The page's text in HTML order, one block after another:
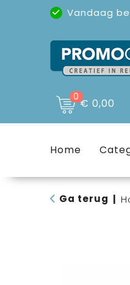
Vandaag
0€ 0,00
Home
Ga terug